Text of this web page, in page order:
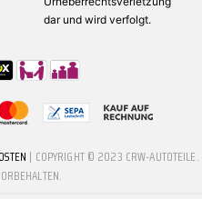
dar und wird verfolgt.
| COPYRIGHT © 2023 CRW-AUTOTEILE.